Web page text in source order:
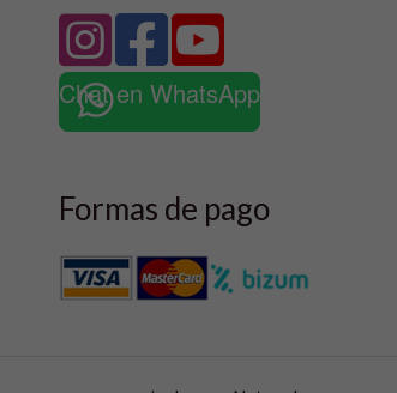
Chat en WhatsApp
Formas de pago